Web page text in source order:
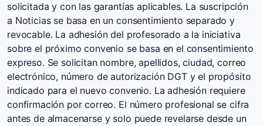
solicitada y con las garantías aplicables. La suscripción
a Noticias se basa en un consentimiento separado y
revocable. La adhesión del profesorado a la iniciativa
sobre el próximo convenio se basa en el consentimiento
expreso. Se solicitan nombre, apellidos, ciudad, correo
electrónico, número de autorización DGT y el propósito
indicado para el nuevo convenio. La adhesión requiere
confirmación por correo. El número profesional se cifra
antes de almacenarse y solo puede revelarse desde un